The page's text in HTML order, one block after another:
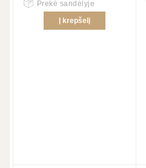
Prekė sandėlyje
Į krepšelį